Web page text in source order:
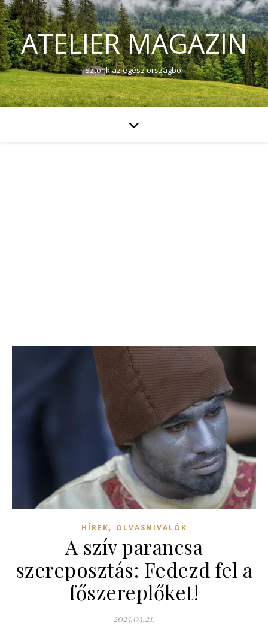
ATELIER MAGAZIN
Sztorik az egész országból
HÍREK, OLVASNIVALÓK
A szív parancsa
szereposztás: Fedezd fel a
főszereplőket!
2025.03.21.